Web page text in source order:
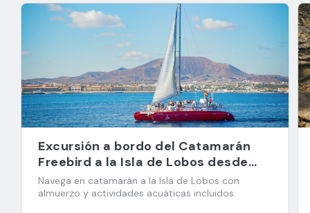
Excursión a bordo del Catamarán
Freebird a la Isla de Lobos desde
Corralejo
Navega en catamarán a la Isla de Lobos con
almuerzo y actividades acuáticas incluidos.